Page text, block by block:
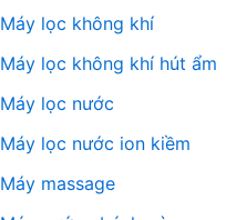
Máy lọc không khí
Máy lọc không khí hút ẩm
Máy lọc nước
Máy lọc nước ion kiềm
Máy massage